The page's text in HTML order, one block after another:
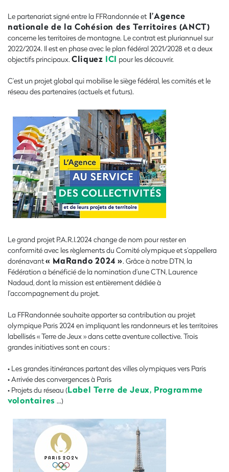
Le partenariat signé entre la FFRandonnée etl’Agence
nationale de la Cohésion des Territoires (ANCT)
concerne les territoires de montagne. Le contrat est pluriannuel sur
2022/2024. Il est en phase avec le plan fédéral 2021/2028 et a deux
objectifs principaux. Cliquez ICI pour les découvrir.
C’est un projet global qui mobilise le siège fédéral, les comités et le
réseau des partenaires (actuels et futurs).
Le grand projet P.A.R.I.2024 change de nom pour rester en
conformité avec les règlements du Comité olympique et s’appellera
dorénavant« MaRando 2024 ». Grâce à notre DTN, la
Fédération a bénéficié de la nomination d’une CTN, Laurence
Nadaud, dont la mission est entièrement dédiée à
l’accompagnement du projet.
La FFRandonnée souhaite apporter sa contribution au projet
olympique Paris 2024 en impliquant les randonneurs et les territoires
labellisés « Terre de Jeux » dans cette aventure collective. Trois
grandes initiatives sont en cours :
• Les grandes itinérances partant des villes olympiques vers Paris
• Arrivée des convergences à Paris
• Projets du réseau (Label Terre de Jeux, Programme
volontaires …)